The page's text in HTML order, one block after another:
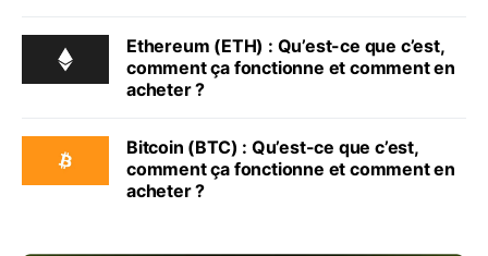
Ethereum (ETH) : Qu’est-ce que c’est,
comment ça fonctionne et comment en
acheter ?
Bitcoin (BTC) : Qu’est-ce que c’est,
comment ça fonctionne et comment en
acheter ?